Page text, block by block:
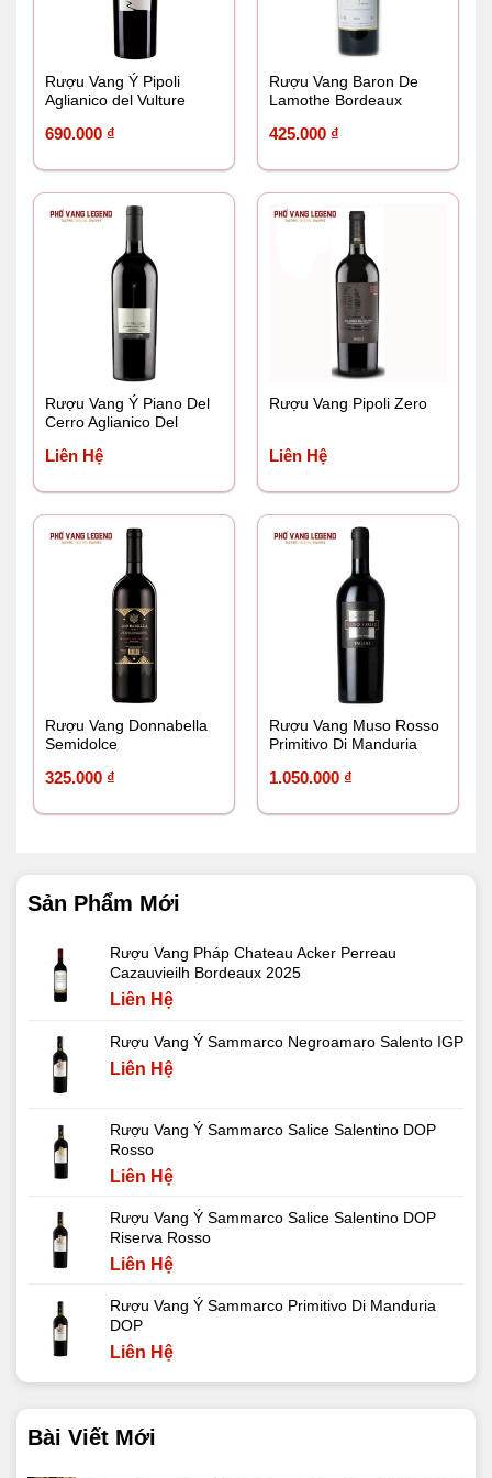
Sản Phẩm Mới
Rượu Vang Pháp Chateau Acker Perreau
Cazauvieilh Bordeaux 2025
Liên Hệ
Rượu Vang Ý Sammarco Negroamaro Salento IGP
Liên Hệ
Rượu Vang Ý Sammarco Salice Salentino DOP
Rosso
Liên Hệ
Rượu Vang Ý Sammarco Salice Salentino DOP
Riserva Rosso
Liên Hệ
Rượu Vang Ý Sammarco Primitivo Di Manduria
DOP
Liên Hệ
Bài Viết Mới
Rượu Vang Ý Pipoli
Aglianico del Vulture
690.000 ₫
Rượu Vang Baron De
Lamothe Bordeaux
425.000 ₫
Rượu Vang Ý Piano Del
Cerro Aglianico Del
Liên Hệ
Rượu Vang Pipoli Zero
Liên Hệ
Rượu Vang Donnabella
Semidolce
325.000 ₫
Rượu Vang Muso Rosso
Primitivo Di Manduria
1.050.000 ₫